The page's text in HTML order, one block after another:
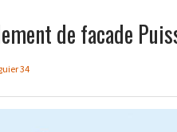
de facade
34